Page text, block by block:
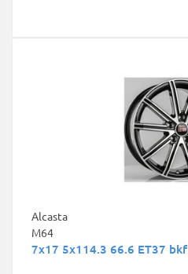
Alcasta
M64
7x17 5x114.3 66.6 ET37 bkf